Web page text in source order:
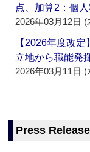
点、加算2：個
2026年03月12日 (
【2026年度改
立地から職能発
2026年03月11日 (
Press